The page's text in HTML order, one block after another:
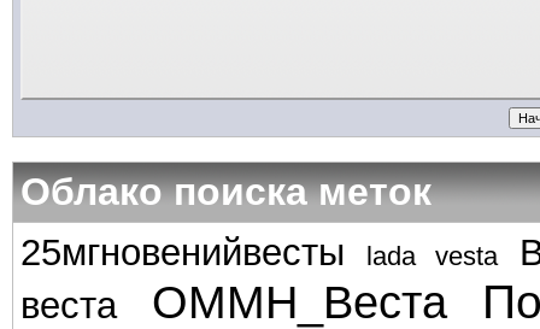
Облако поиска меток
25мгновенийвесты lada vesta
веста
ОММН_Веста